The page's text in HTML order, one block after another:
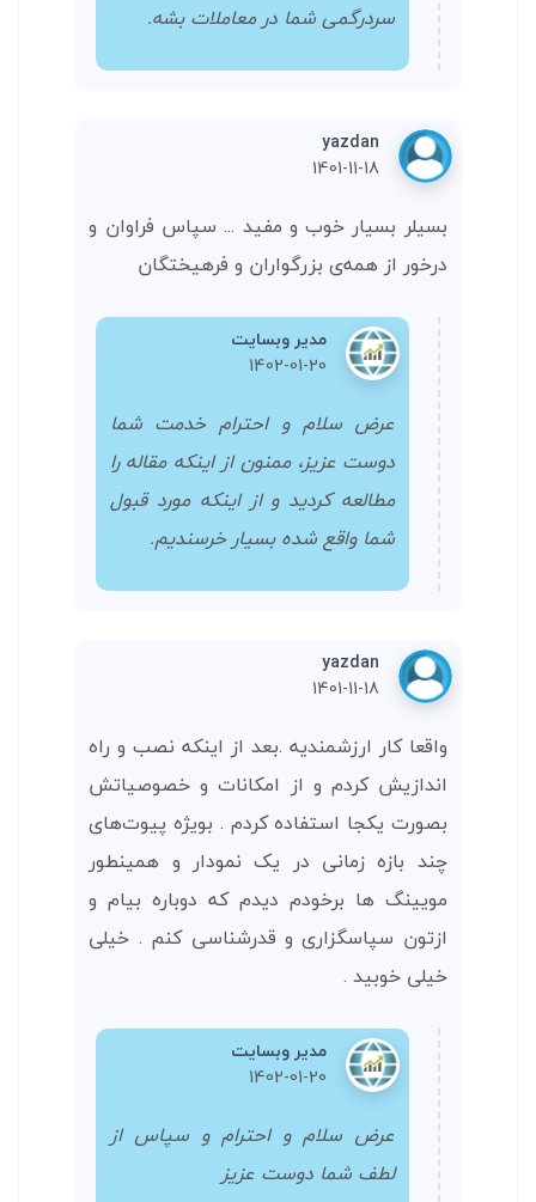
سردرگمی شما در معاملات بشه.
yazdan
1401-11-18
بسیلر بسیار خوب و مفید ... سپاس فراوان و
درخور از همه‌ی بزرگواران و فرهیختگان
مدیر وبسایت
1402-01-20
عرض سلام و احترام خدمت شما
دوست عزیز، ممنون از اینکه مقاله را
مطالعه کردید و از اینکه مورد قبول
شما واقع شده بسیار خرسندیم.
yazdan
1401-11-18
واقعا کار ارزشمندیه .بعد از اینکه نصب و راه
اندازیش کردم و از امکانات و خصوصیاتش
بصورت یکجا استفاده کردم . بویژه پیوت‌های
چند بازه زمانی در یک نمودار و همینطور
مویینگ ها برخودم دیدم که دوباره بیام و
ازتون سپاسگزاری و قدرشناسی کنم . خیلی
خیلی خوبید .
مدیر وبسایت
1402-01-20
عرض سلام و احترام و سپاس از
لطف شما دوست عزیز